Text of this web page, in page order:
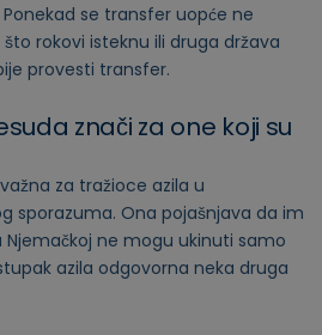
se transfer uopće ne
rokovi isteknu ili druga država
provesti transfer.
znači za one koji su
za tražioce azila u
sporazuma. Ona pojašnjava da im
ne mogu ukinuti samo
azila odgovorna neka druga